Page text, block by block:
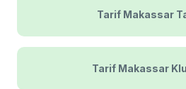
Tarif Makassar
Tarif Makassar